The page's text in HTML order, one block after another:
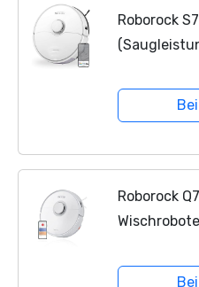
Roborock
300ml
Roborock